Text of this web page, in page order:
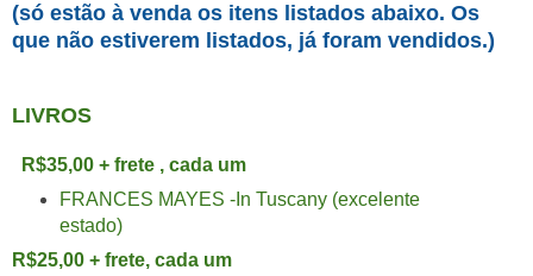
(só estão à venda os itens listados abaixo. Os
que não estiverem listados, já foram vendidos.)
LIVROS
R$35,00 + frete , cada um
FRANCES MAYES -In Tuscany (excelente
estado)
R$25,00 + frete, cada um